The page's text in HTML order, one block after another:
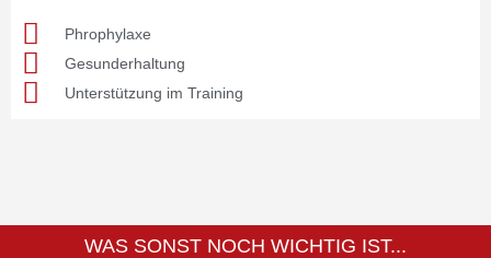
Phrophylaxe
Gesunderhaltung
Unterstützung im Training
WAS SONST NOCH WICHTIG IST...